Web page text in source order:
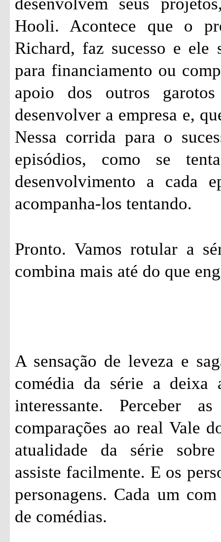
Hooli. Acontece que o
Richard, faz sucesso e ele
para financiamento ou
apoio dos outros
desenvolver a empresa e,
Nessa corrida para o
episódios, como se
desenvolvimento a cada
acompanha-los tentando.
Pronto. Vamos rotular a
combina mais até do que
A sensação de leveza e
comédia da série a deixa
interessante. Perceber
comparações ao real Vale
atualidade da série
assiste facilmente. E os
personagens. Cada um
de comédias.